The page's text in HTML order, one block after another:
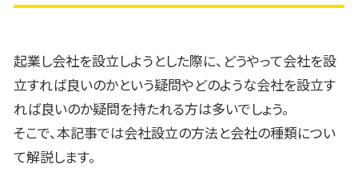
起業し会社を設立しようとした際に、どうやって会社を設
立すれば良いのかという疑問やどのような会社を設立す
れば良いのか疑問を持たれる方は多いでしょう。
そこで、本記事では会社設立の方法と会社の種類につい
て解説します。